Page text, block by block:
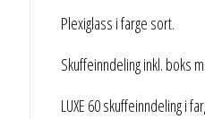
Plexiglass i farge sort.
Skuffeinndeling inkl. boks
LUXE 60 skuffeinndeling i